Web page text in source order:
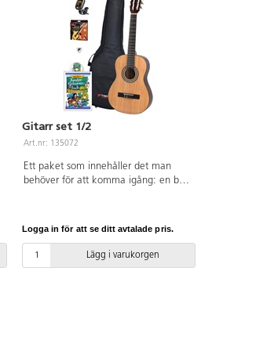
Gitarr set 1/2
Art.nr: 135072
Ett paket som innehåller det man
behöver för att komma igång: en bra
Logga in för att se ditt avtalade pris.
Lägg i varukorgen